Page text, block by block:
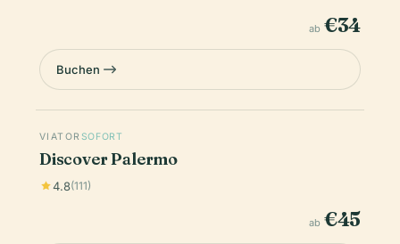
ab €34
Buchen
VIATOR SOFORT
Discover Palermo
4.8(111)
ab €45